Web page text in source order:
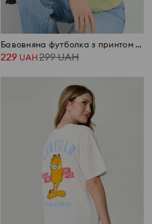
Бавовняна футболка з принтом фруктів
229 UAH 299UAH